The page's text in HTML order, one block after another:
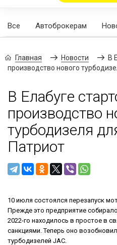
Все Автоброкерам
Главная Новости
В
производство нового
В Елабуге
производство
турбодизеля
Патриот
10 июля состоялся перезапуск
Прежде это предприятие
2022-го находилось в простое в
санкциями. Теперь оно
турбодизелей JAC.